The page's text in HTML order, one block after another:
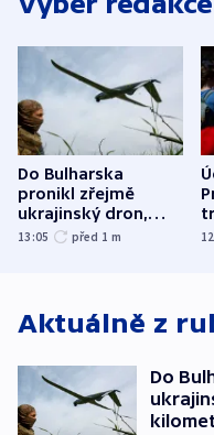
Do Bulharska
pronikl zřejmě
ukrajinský dron,
explodoval kilometr
13:05 před 1 m
Aktuálně z
Do